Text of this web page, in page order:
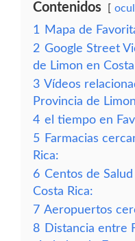
Contenidos
1
Mapa de
2 Google Street
de Limon en Costa
3 Vídeos
Provincia de Limon
4 el tiempo en
5 Farmacias
Rica:
6 Centos de
Costa Rica:
7 Aeropuertos
8 Distancia entre